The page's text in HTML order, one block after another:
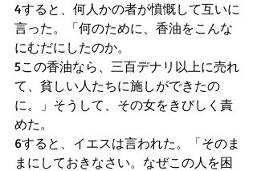
4すると、何人かの者が憤慨して互いに
言った。「何のために、香油をこんな
にむだにしたのか。
5この香油なら、三百デナリ以上に売れ
て、貧しい人たちに施しができたの
に。」そうして、その女をきびしく責
めた。
6すると、イエスは言われた。「そのま
まにしておきなさい。なぜこの人を困